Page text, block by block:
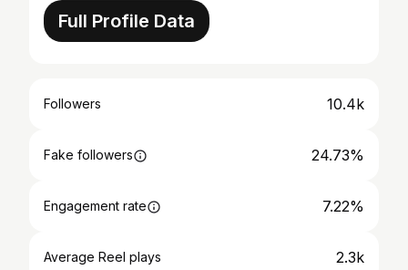
Full Profile Data
Followers 10.4k
Fake followers 24.73%
Engagement rate 7.22%
Average Reel plays 2.3k